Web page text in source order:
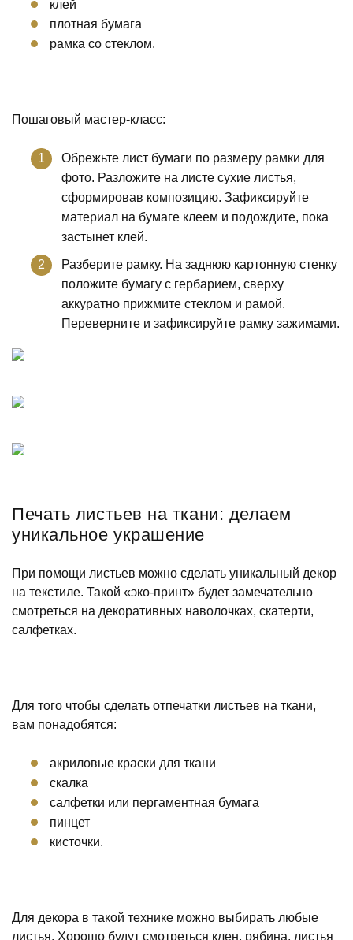
клей
плотная бумага
рамка со стеклом.
Пошаговый мастер-класс:
Обрежьте лист бумаги по размеру рамки для
фото. Разложите на листе сухие листья,
сформировав композицию. Зафиксируйте
материал на бумаге клеем и подождите, пока
застынет клей.
Разберите рамку. На заднюю картонную стенку
положите бумагу с гербарием, сверху
аккуратно прижмите стеклом и рамой.
Переверните и зафиксируйте рамку зажимами.
Печать листьев на ткани: делаем
уникальное украшение
При помощи листьев можно сделать уникальный декор
на текстиле. Такой «эко-принт» будет замечательно
смотреться на декоративных наволочках, скатерти,
салфетках.
Для того чтобы сделать отпечатки листьев на ткани,
вам понадобятся:
акриловые краски для ткани
скалка
салфетки или пергаментная бумага
пинцет
кисточки.
Для декора в такой технике можно выбирать любые
листья. Хорошо будут смотреться клен, рябина, листья